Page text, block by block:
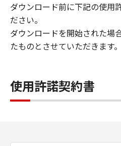
ダウンロード前に下記の使用
ださい。
ダウンロードを開始された場
たものとさせていただきます。
使用許諾契約書